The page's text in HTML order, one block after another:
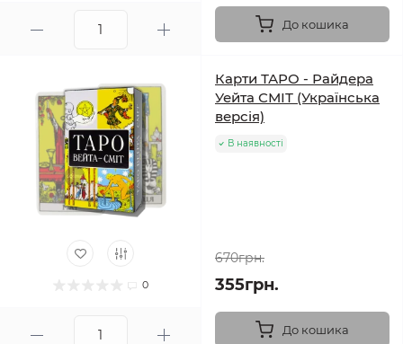
До кошика
0
Карти ТАРО - Райдера
Уейта СМІТ (Українська
версія)
В наявності
670грн.
355грн.
До кошика